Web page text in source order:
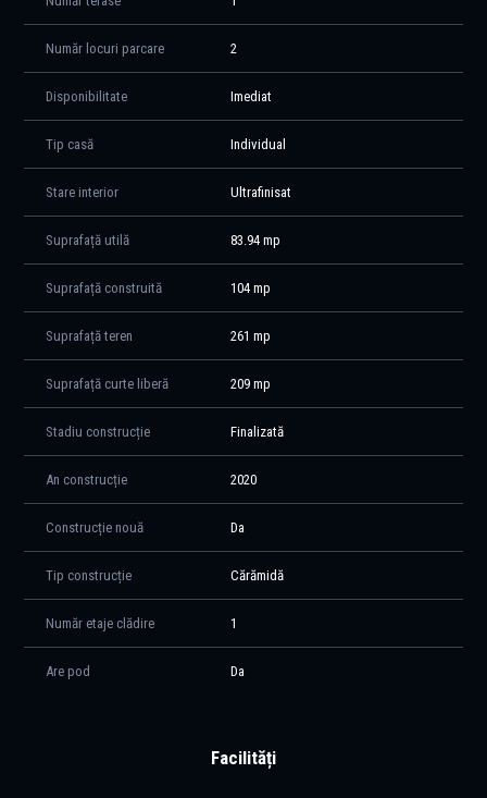
Număr locuri parcare 2
Disponibilitate Imediat
Tip casă Individual
Stare interior Ultrafinisat
Suprafață utilă 83.94 mp
Suprafață construită 104 mp
Suprafață teren 261 mp
Suprafață curte liberă 209 mp
Stadiu construcție Finalizată
An construcție 2020
Construcție nouă Da
Tip construcție Cărămidă
Număr etaje clădire 1
Are pod Da
Facilități